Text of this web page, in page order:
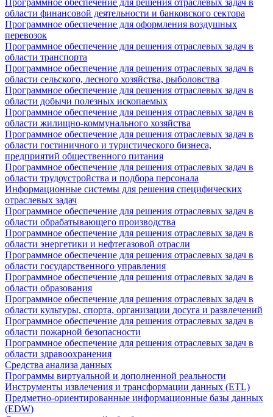
Программное обеспечение для решения отраслевых задач в
области финансовой деятельности и банковского сектора
Программное обеспечение для оформления воздушных
перевозок
Программное обеспечение для решения отраслевых задач в
области транспорта
Программное обеспечение для решения отраслевых задач в
области сельского, лесного хозяйства, рыболовства
Программное обеспечение для решения отраслевых задач в
области добычи полезных ископаемых
Программное обеспечение для решения отраслевых задач в
области жилищно-коммунального хозяйства
Программное обеспечение для решения отраслевых задач в
области гостиничного и туристического бизнеса,
предприятий общественного питания
Программное обеспечение для решения отраслевых задач в
области трудоустройства и подбора персонала
Информационные системы для решения специфических
отраслевых задач
Программное обеспечение для решения отраслевых задач в
области обрабатывающего производства
Программное обеспечение для решения отраслевых задач в
области энергетики и нефтегазовой отрасли
Программное обеспечение для решения отраслевых задач в
области государственного управления
Программное обеспечение для решения отраслевых задач в
области образования
Программное обеспечение для решения отраслевых задач в
области культуры, спорта, организации досуга и развлечений
Программное обеспечение для решения отраслевых задач в
области пожарной безопасности
Программное обеспечение для решения отраслевых задач в
области здравоохранения
Средства анализа данных
Программы виртуальной и дополненной реальности
Инструменты извлечения и трансформации данных (ETL)
Предметно-ориентированные информационные базы данных
(EDW)